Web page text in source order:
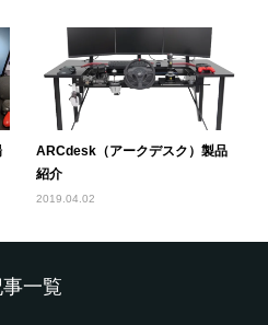
ARCdesk（アークデスク）製品
紹介
2019.04.02
一覧